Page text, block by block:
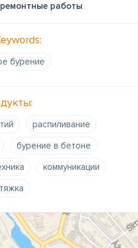
работы
бурение
распиливание
бурение в бетоне
коммуникации